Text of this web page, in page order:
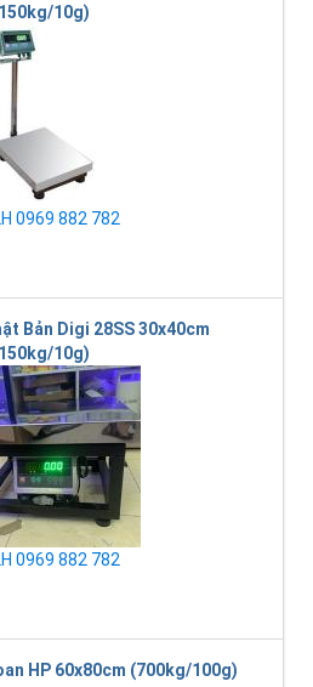
10g)
0969 882 782
Bản Digi 28SS 30x40cm
10g)
0969 882 782
HP 60x80cm (700kg/100g)